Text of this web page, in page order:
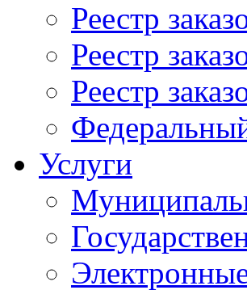
Реестр
Реестр
Реестр
Услуги